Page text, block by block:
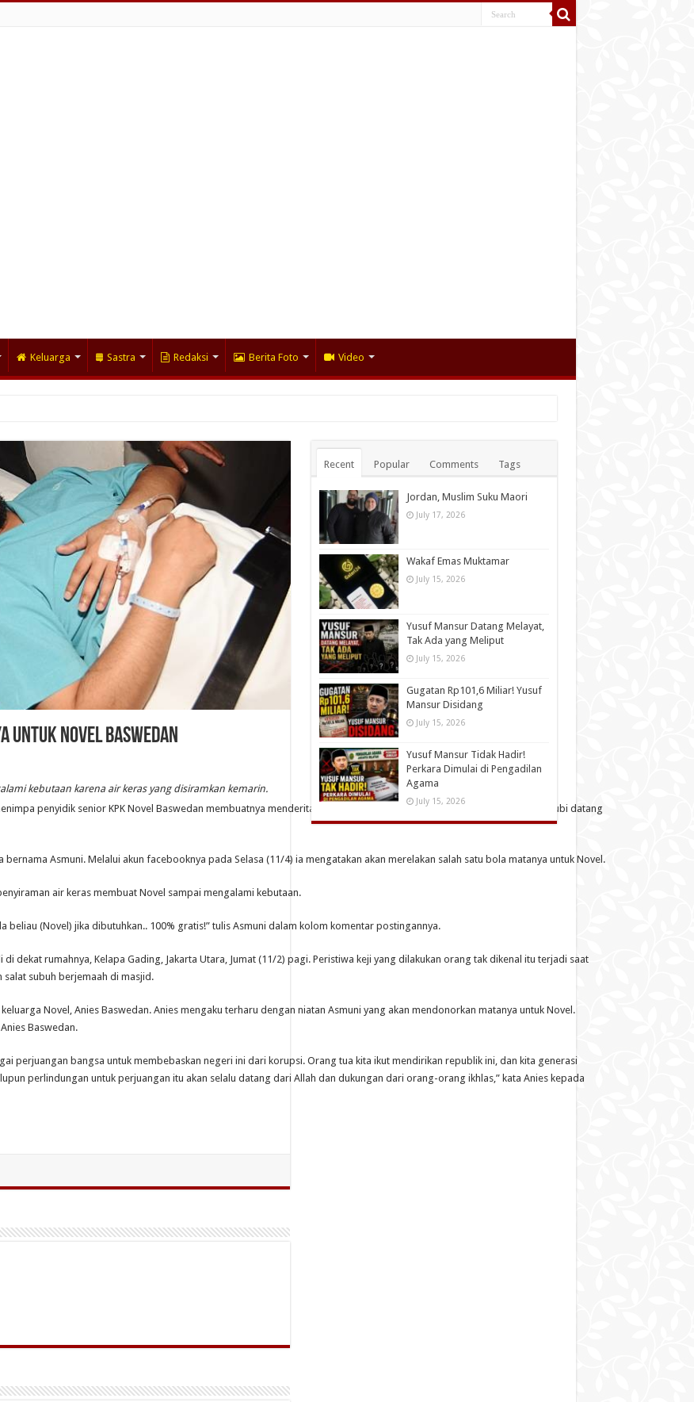
Keluarga Sastra Redaksi Berita Foto Video
untuk Novel Baswedan
kebutaan karena air keras yang disiramkan kemarin.
penyidik senior KPK Novel Baswedan membuatnya menderita luka di bagian mata. Dukungan masyarakat bertubi-tubi datang
Asmuni. Melalui akun facebooknya pada Selasa (11/4) ia mengatakan akan merelakan salah satu bola matanya untuk Novel.
air keras membuat Novel sampai mengalami kebutaan.
beliau (Novel) jika dibutuhkan.. 100% gratis!” tulis Asmuni dalam kolom komentar postingannya.
dekat rumahnya, Kelapa Gading, Jakarta Utara, Jumat (11/2) pagi. Peristiwa keji yang dilakukan orang tak dikenal itu terjadi saat
subuh berjemaah di masjid.
Novel, Anies Baswedan. Anies mengaku terharu dengan niatan Asmuni yang akan mendonorkan matanya untuk Novel.
Baswedan.
perjuangan bangsa untuk membebaskan negeri ini dari korupsi. Orang tua kita ikut mendirikan republik ini, dan kita generasi
perlindungan untuk perjuangan itu akan selalu datang dari Allah dan dukungan dari orang-orang ikhlas,” kata Anies kepada
Recent Popular Comments Tags
Jordan, Muslim Suku Maori
July 17, 2026
Wakaf Emas Muktamar
July 15, 2026
Yusuf Mansur Datang Melayat,
Tak Ada yang Meliput
July 15, 2026
Gugatan Rp101,6 Miliar! Yusuf
Mansur Disidang
July 15, 2026
Yusuf Mansur Tidak Hadir!
Perkara Dimulai di Pengadilan
Agama
July 15, 2026